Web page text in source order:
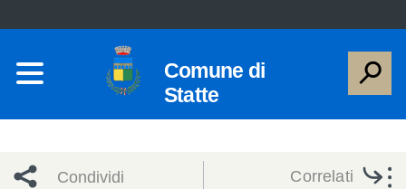
Comune di
Statte
Condividi Correlati